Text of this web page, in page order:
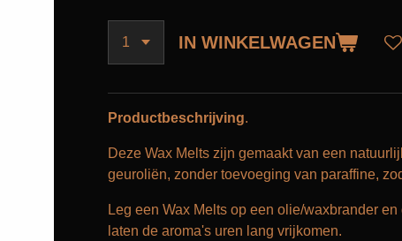
IN WINKELWAGEN
Productbeschrijving.
Deze Wax Melts zijn gemaakt van een
geuroliën, zonder toevoeging van paraffine,
Leg een Wax Melts op een olie/waxbrander
laten de aroma's uren lang vrijkomen.